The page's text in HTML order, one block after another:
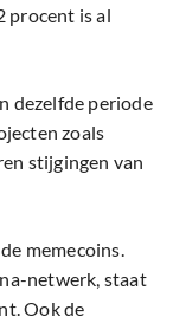
procent is al
dezelfde periode
zoals
stijgingen van
memecoins.
netwerk, staat
Ook de